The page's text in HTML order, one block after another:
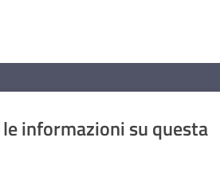
informazioni su questa